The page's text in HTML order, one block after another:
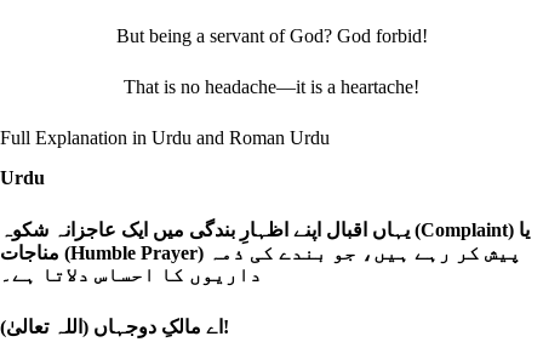
But being a servant of God? God forbid!
That is no headache—it is a heartache!
Full Explanation in Urdu and Roman Urdu
Urdu
یہاں اقبال اپنے اظہارِ بندگی میں ایک عاجزانہ شکوہ (Complaint) یا
مناجات (Humble Prayer) پیش کر رہے ہیں، جو بندے کی ذمہ
داریوں کا احساس دلاتا ہے۔
اے مالکِ دوجہاں (اللہ تعالیٰ)!